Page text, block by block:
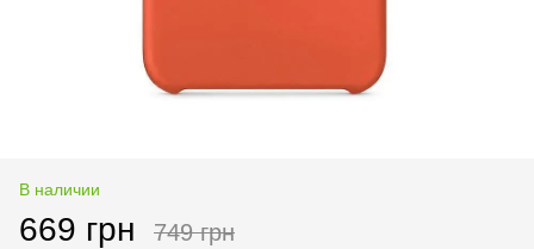
В наличии
669 грн 749 грн